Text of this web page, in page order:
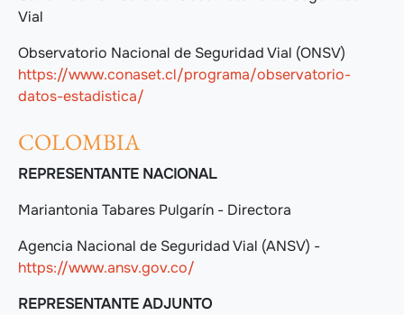
Vial
Observatorio Nacional de Seguridad Vial (ONSV)
https://www.conaset.cl/programa/observatorio-
datos-estadistica/
COLOMBIA
REPRESENTANTE NACIONAL
Mariantonia Tabares Pulgarín - Directora
Agencia Nacional de Seguridad Vial (ANSV) -
https://www.ansv.gov.co/
REPRESENTANTE ADJUNTO